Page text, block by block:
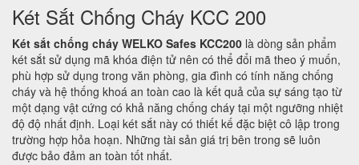
Két Sắt Chống Cháy KCC 200
Két sắt chống cháy WELKO Safes KCC200 là dòng sản phẩm
két sắt sử dụng mã khóa điện tử nên có thể đổi mã theo ý muốn,
phù hợp sử dụng trong văn phòng, gia đình có tính năng chống
cháy và hệ thống khoá an toàn cao là kết quả của sự sáng tạo từ
một dạng vật cứng có khả năng chống cháy tại một ngưỡng nhiệt
độ độ nhất định. Loại két sắt này có thiết kế đặc biệt cô lập trong
trường hợp hỏa hoạn. Những tài sản giá trị bên trong sẽ luôn
được bảo đảm an toàn tốt nhất.